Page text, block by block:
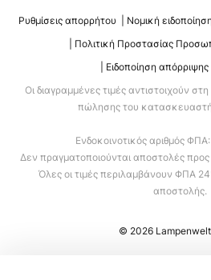
Ρυθμίσεις απορρήτου Νομική
Πολιτική Προστασίας
Ειδοποίηση
Οι διαγραμμένες τιμές αντιστοιχούν
πώλησης του κατασκευαστή
Ενδοκοινοτικός αριθμός
Δεν πραγματοποιούνται αποστολές
Όλες οι τιμές περιλαμβάνουν ΦΠΑ
αποστολής.
© 2026